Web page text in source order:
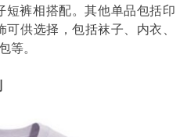
短裤相搭配。其他单品包括印
供选择，包括袜子、内衣、
等。